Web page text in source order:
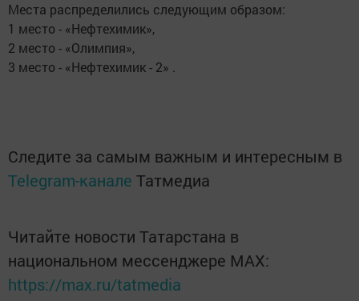
Места распределились следующим образом:
1 место - «Нефтехимик»,
2 место - «Олимпия»,
3 место - «Нефтехимик - 2» .
Следите за самым важным и интересным в
Telegram-канале Татмедиа
Читайте новости Татарстана в
национальном мессенджере MАХ:
https://max.ru/tatmedia